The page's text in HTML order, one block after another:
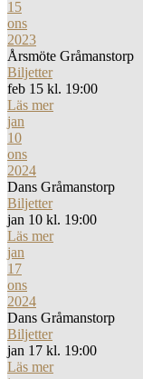
15
ons
2023
Årsmöte Gråmanstorp
Biljetter
feb 15 kl. 19:00
Läs mer
jan
10
ons
2024
Dans Gråmanstorp
Biljetter
jan 10 kl. 19:00
Läs mer
jan
17
ons
2024
Dans Gråmanstorp
Biljetter
jan 17 kl. 19:00
Läs mer